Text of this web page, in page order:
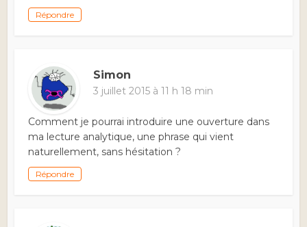
Répondre
Simon
3 juillet 2015 à 11 h 18 min
Comment je pourrai introduire une ouverture dans
ma lecture analytique, une phrase qui vient
naturellement, sans hésitation ?
Répondre